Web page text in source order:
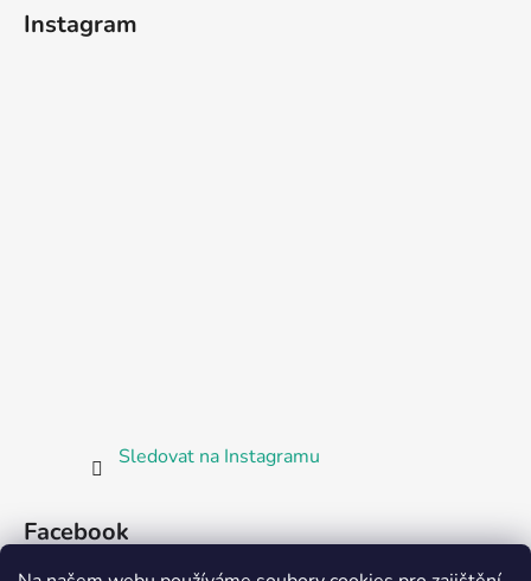
Instagram
Sledovat na Instagramu
Facebook